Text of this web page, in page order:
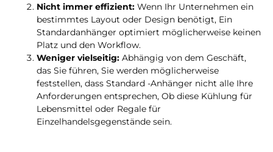
Nicht immer effizient: Wenn Ihr Unternehmen ein
bestimmtes Layout oder Design benötigt, Ein
Standardanhänger optimiert möglicherweise keinen
Platz und den Workflow.
Weniger vielseitig: Abhängig von dem Geschäft,
das Sie führen, Sie werden möglicherweise
feststellen, dass Standard -Anhänger nicht alle Ihre
Anforderungen entsprechen, Ob diese Kühlung für
Lebensmittel oder Regale für
Einzelhandelsgegenstände sein.